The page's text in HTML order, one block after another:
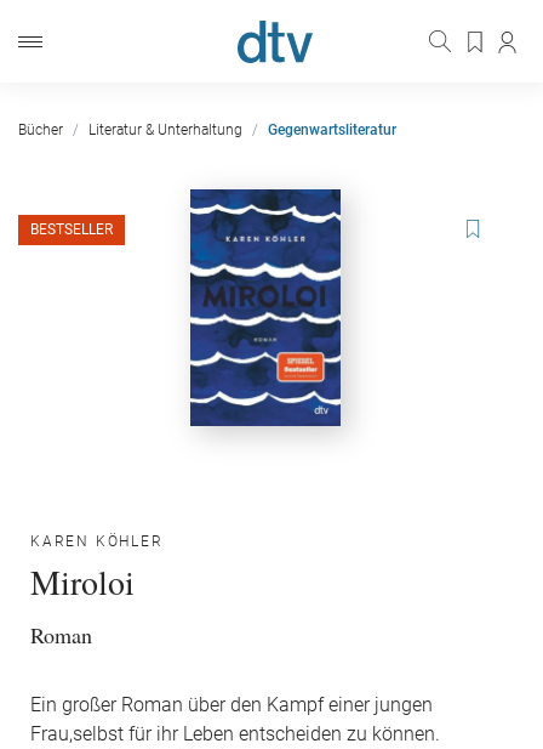
Bücher Literatur & Unterhaltung Gegenwartsliteratur
BESTSELLER
KAREN KÖHLER
Miroloi
Roman
Ein großer Roman über den Kampf einer jungen
Frau,selbst für ihr Leben entscheiden zu können.